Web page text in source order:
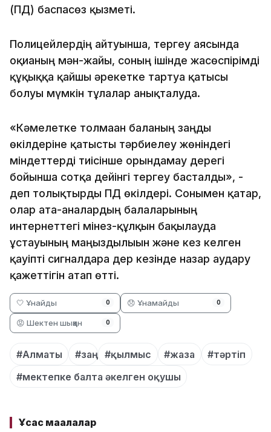
(ПД) баспасөз қызметі.
Полицейлердің айтуынша, тергеу аясында
оқиғаның мән-жайы, соның ішінде жасөспірімді
құқыққа қайшы әрекетке тартуға қатысы
болуы мүмкін тұлғалар анықталуда.
«Кәмелетке толмаған баланың заңды
өкілдеріне қатысты тәрбиелеу жөніндегі
міндеттерді тиісінше орындамау дерегі
бойынша сотқа дейінгі тергеу басталды», -
деп толықтырды ПД өкілдері. Сонымен қатар,
олар ата-аналардың балаларының
интернеттегі мінез-құлқын бақылауда
ұстауының маңыздылығын және кез келген
қауіпті сигналдарға дер кезінде назар аудару
қажеттігін атап өтті.
🤍 Ұнайды 0 😞 Ұнамайды 0
😡 Шектен шыққан 0
#Алматы #заң #қылмыс #жаза
#тәртіп
#мектепке балта әкелген оқушы
Ұқсас мақалалар